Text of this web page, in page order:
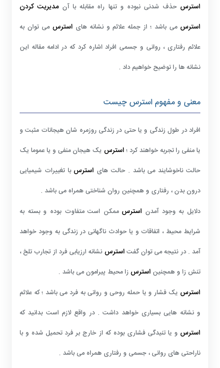
استرسحذف شدنی نبوده و تنها راه مقابله با آن مدیریت کردن
استرس می باشد ؛ از جمله علائم و نشانه هایاسترسمی توان به
علائم رفتاری ، روانی و جسمی افراد اشاره کرد که در ادامه مقاله این
نشانه ها را توضیح خواهیم داد .
معنی و مفهوم استرس چیست
افراد در طول زندگی و یا حتی در زندگی روزمره شان هیجانات مثبت و
یا منفی را تجربه خواهند کرد ؛استرس یک هیجان منفی و یا عموما یک
حالت ناخوشایند می باشد . حالت های استرسبا تغییرات شیمیایی
درون بدن ، رفتاری و همچنین روان شناختی همراه می باشد .
دلایل به وجود آمدن استرسممکن است متفاوت بوده و بسته به
شرایط محیط ، اتفاقات و یا حوادث ناگهانی در زندگی به وجود خواهد
آمد . در نتیجه می توان گفتاسترس نشانه ارزیابی فرد از تجارب تلخ ،
تنش زا و همچنیناسترس زا محیط پیرامون می باشد .
استرس یک فشار و یا حمله روحی و روانی به فرد می باشد ؛ که علائم
و نشانه هایی بسیاری خواهد داشت . در واقع لازم است بدانید که
استرس و یا تنیدگی فشاری بوده که از خارج بر فرد تحمیل شده و با
ناراحتی های روانی ، جسمی و رفتاری همراه می باشد .